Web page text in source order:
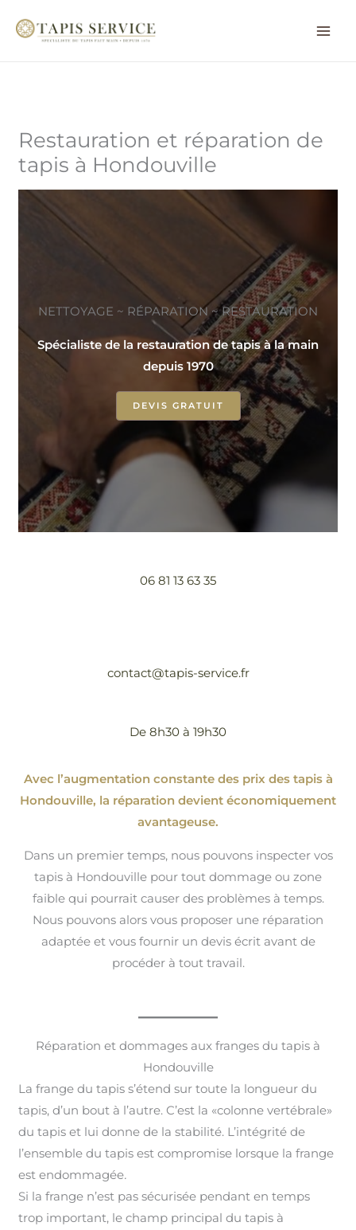
Restauration et réparation de
tapis à Hondouville
NETTOYAGE ~ RÉPARATION ~ RESTAURATION
Spécialiste de la restauration de tapis à la main
depuis 1970
DEVIS GRATUIT
06 81 13 63 35
contact@tapis-service.fr
De 8h30 à 19h30
Avec l’augmentation constante des prix des tapis à
Hondouville, la réparation devient économiquement
avantageuse.
Dans un premier temps, nous pouvons inspecter vos
tapis à Hondouville pour tout dommage ou zone
faible qui pourrait causer des problèmes à temps.
Nous pouvons alors vous proposer une réparation
adaptée et vous fournir un devis écrit avant de
procéder à tout travail.
Réparation et dommages aux franges du tapis à
Hondouville
La frange du tapis s’étend sur toute la longueur du
tapis, d’un bout à l’autre. C’est la «colonne vertébrale»
du tapis et lui donne de la stabilité. L’intégrité de
l’ensemble du tapis est compromise lorsque la frange
est endommagée.
Si la frange n’est pas sécurisée pendant en temps
trop important, le champ principal du tapis à